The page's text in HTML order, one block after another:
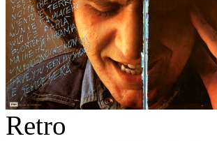
Retro